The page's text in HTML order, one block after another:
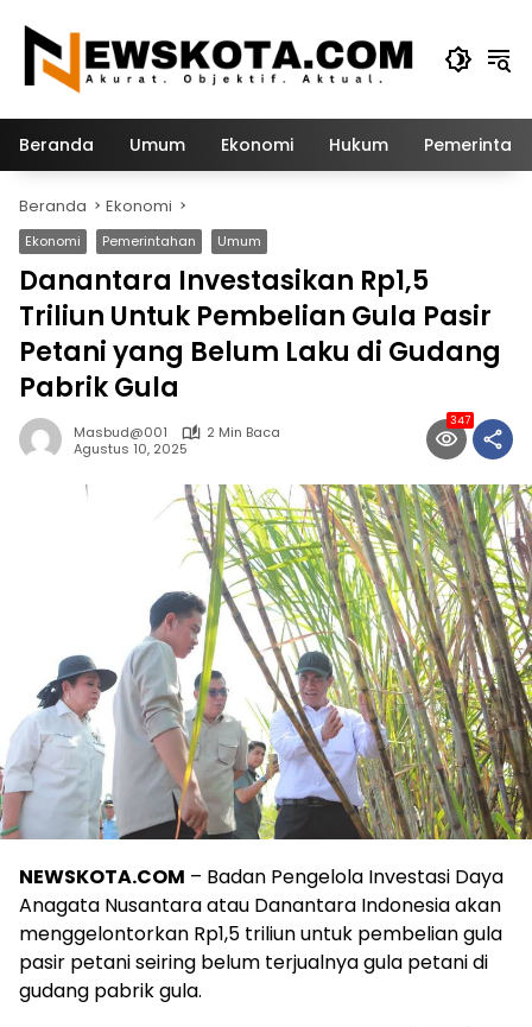
konten
Beranda Umum Ekonomi Hukum
Beranda Ekonomi
Ekonomi Pemerintahan Umum
Danantara Investasikan Rp1,5
Triliun Untuk Pembelian Gula Pasir
Petani yang Belum Laku di Gudang
Pabrik Gula
Masbud@001
2 Min Baca
Agustus 10, 2025
347
NEWSKOTA.COM – Badan Pengelola Investasi Daya
Anagata Nusantara atau Danantara Indonesia akan
menggelontorkan Rp1,5 triliun untuk pembelian gula
pasir petani seiring belum terjualnya gula petani di
gudang pabrik gula.